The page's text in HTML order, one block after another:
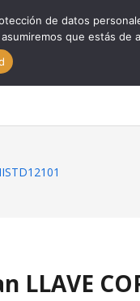
LLAVE
de datos
que estás de